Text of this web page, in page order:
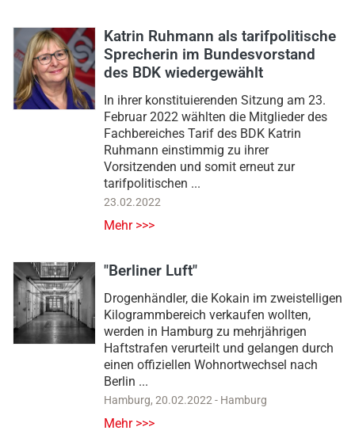
Katrin Ruhmann als tarifpolitische
Sprecherin im Bundesvorstand
des BDK wiedergewählt
In ihrer konstituierenden Sitzung am 23.
Februar 2022 wählten die Mitglieder des
Fachbereiches Tarif des BDK Katrin
Ruhmann einstimmig zu ihrer
Vorsitzenden und somit erneut zur
tarifpolitischen ...
23.02.2022
Mehr >>>
"Berliner Luft"
Drogenhändler, die Kokain im zweistelligen
Kilogrammbereich verkaufen wollten,
werden in Hamburg zu mehrjährigen
Haftstrafen verurteilt und gelangen durch
einen offiziellen Wohnortwechsel nach
Berlin ...
Hamburg, 20.02.2022 - Hamburg
Mehr >>>